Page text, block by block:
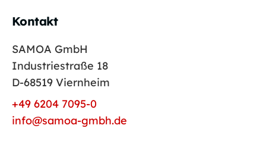
Kontakt
SAMOA GmbH
Industriestraße 18
D-68519 Viernheim
+49 6204 7095-0
info@samoa-gmbh.de